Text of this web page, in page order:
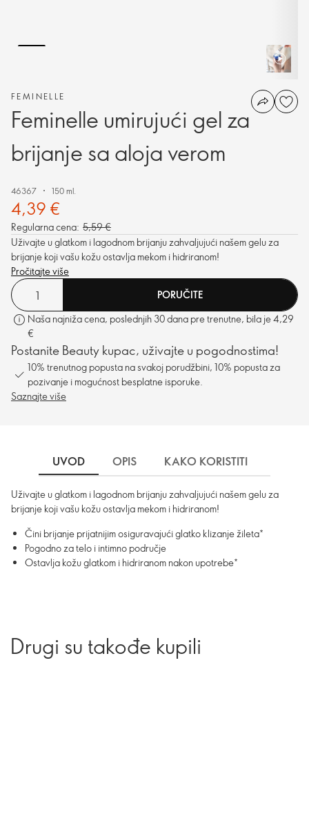
FEMINELLE
Feminelle umirujući gel za
brijanje sa aloja verom
46367 150 ml.
4,39 €
Regularna cena: 5,59 €
Uživajte u glatkom i lagodnom brijanju zahvaljujući našem gelu za
brijanje koji vašu kožu ostavlja mekom i hidriranom!
Pročitajte više
PORUČITE
Naša najniža cena, poslednjih 30 dana pre trenutne, bila je 4,29
€
Postanite Beauty kupac, uživajte u pogodnostima!
10% trenutnog popusta na svakoj porudžbini, 10% popusta za
pozivanje i mogućnost besplatne isporuke.
Saznajte više
UVOD OPIS KAKO KORISTITI
Uživajte u glatkom i lagodnom brijanju zahvaljujući našem gelu za
brijanje koji vašu kožu ostavlja mekom i hidriranom!
Čini brijanje prijatnijim osiguravajući glatko klizanje žileta*
Pogodno za telo i intimno područje
Ostavlja kožu glatkom i hidriranom nakon upotrebe*
Drugi su takođe kupili